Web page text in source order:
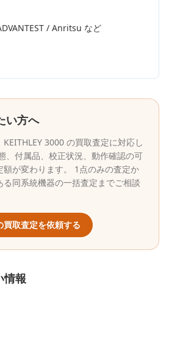
/ Anritsu など
い方へ
KEITHLEY 3000 の買取査定に対応し
、付属品、校正状況、動作確認の可
が変わります。 1点のみの査定か
る同系統機器の一括査定までご相談
買取査定を依頼する
情報